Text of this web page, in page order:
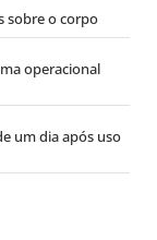
sobre o corpo
operacional
um dia após uso